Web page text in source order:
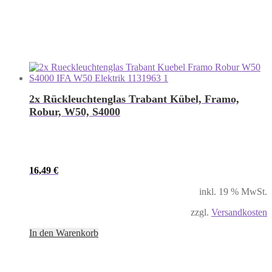
2x Rückleuchtenglas Trabant Kübel, Framo,
Robur, W50, S4000
16,49 €
inkl. 19 % MwSt.
zzgl. Versandkosten
In den Warenkorb